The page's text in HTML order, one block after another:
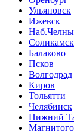
Ульяновск
Ижевск
Наб.Челны
Соликамск
Балаково
Псков
Волгодрад
Киров
Тольятти
Челябинск
Нижний